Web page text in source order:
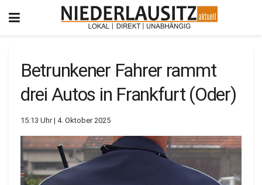
Betrunkener Fahrer rammt
drei Autos in Frankfurt (Oder)
15:13 Uhr | 4. Oktober 2025